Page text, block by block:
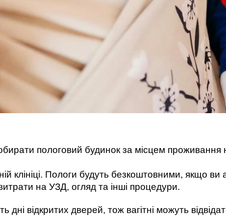
пологовий будинок за місцем проживання
клініці. Пологи будуть безкоштовними, якщо ви
на УЗД, огляд та інші процедури.
відкритих дверей, тож вагітні можуть